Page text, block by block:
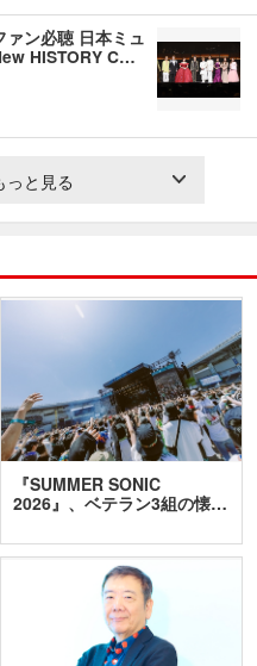
ン必聴 日本ミュ
HISTORY C…
っと見る
『SUMMER SONIC
2026』、ベテラン3組の懐…